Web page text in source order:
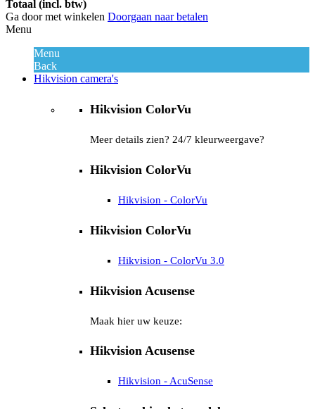
Totaal (incl. btw)
Ga door met winkelen Doorgaan naar betalen
Menu
Menu
Back
Hikvision camera's
Hikvision ColorVu
Meer details zien? 24/7 kleurweergave?
Hikvision ColorVu
Hikvision - ColorVu
Hikvision ColorVu
Hikvision - ColorVu 3.0
Hikvision Acusense
Maak hier uw keuze:
Hikvision Acusense
Hikvision - AcuSense